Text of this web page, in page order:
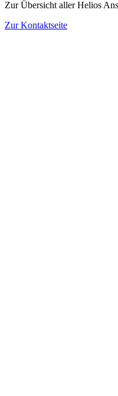
Zur Übersicht aller Helios
Zur Kontaktseite